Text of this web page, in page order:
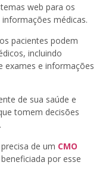
web para os
médicas.
pacientes podem
incluindo
exames e informações
de sua saúde e
tomem decisões
de um CMO
por esse